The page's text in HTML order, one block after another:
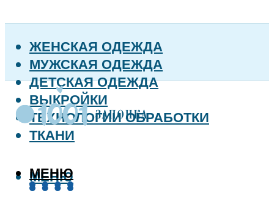
ЖЕНСКАЯ ОДЕЖДА
МУЖСКАЯ ОДЕЖДА
ДЕТСКАЯ ОДЕЖДА
ВЫКРОЙКИ
ТЕХНОЛОГИИ ОБРАБОТКИ
ТКАНИ
МЕНЮ
МЕНЮ